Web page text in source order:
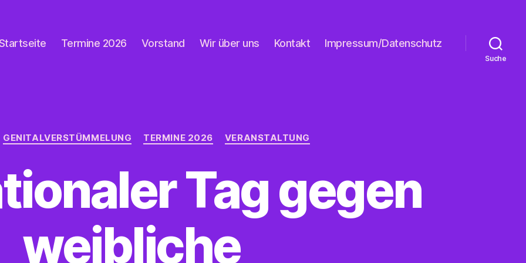
Termine 2026 Vorstand Wir über uns Kontakt Impressum/Datenschutz
Suche
Kategorien
GENITALVERSTÜMMELUNG TERMINE 2026 VERANSTALTUNG
Tag gegen
weibliche